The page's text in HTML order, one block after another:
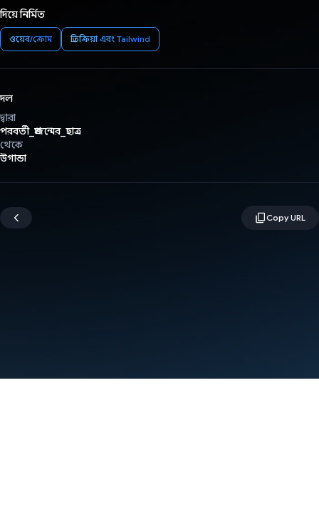
দিয়ে নির্মিত
ওয়েব/ক্রোম প্রতিক্রিয়া এবং Tailwind
দল
দ্বারা
পরবর্তী_প্রজন্মের_ছাত্র
থেকে
উগান্ডা